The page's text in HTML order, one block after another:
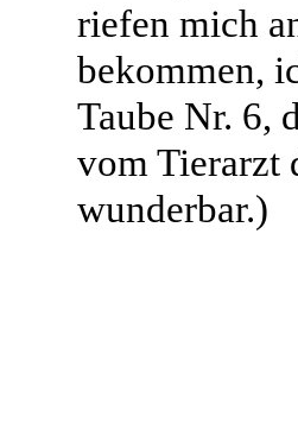
riefen mich
bekommen,
Taube Nr. 6,
vom Tierarzt
wunderbar.)